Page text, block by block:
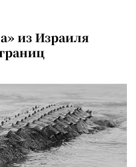
из Израиля